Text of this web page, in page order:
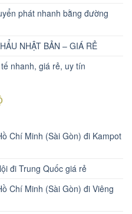
phát nhanh bằng đường
NHẬT BẢN – GIÁ RẺ
nhanh, giá rẻ, uy tín
Chí Minh (Sài Gòn) đi Kampot
đi Trung Quốc giá rẻ
Chí Minh (Sài Gòn) đi Viêng